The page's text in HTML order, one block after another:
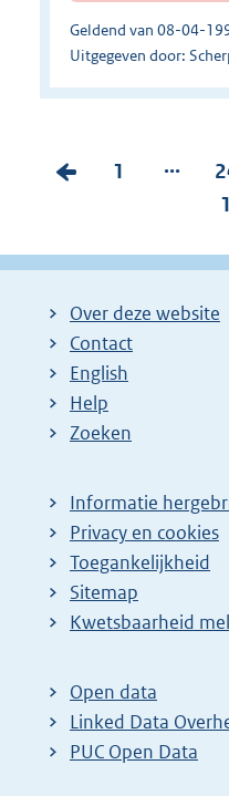
Geldend van 08-04-
Uitgegeven door:
V
i
g
e
p
a
g
n
a
z
o
e
r
e
s
P
i
n
a
:
1 ...
P
a
i
n
1
Over deze website
Contact
English
Help
Zoeken
Informatie
Privacy en cookies
Toegankelijkheid
Sitemap
E
t
e
r
Kwetsbaarheid
Open data
Linked Data
PUC Open Data